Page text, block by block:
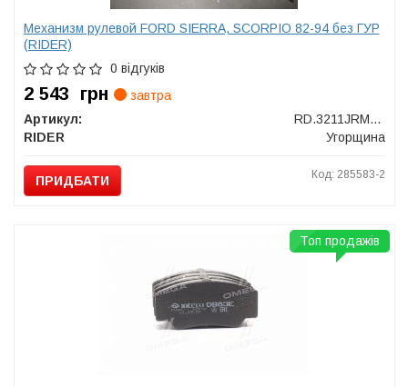
Механизм рулевой FORD SIERRA, SCORPIO 82-94 без ГУР
(RIDER)
0 відгуків
2 543 грн
завтра
Артикул:
RD.3211JRM122
RIDER
Угорщина
ПРИДБАТИ Код: 285583-2
Топ продажів